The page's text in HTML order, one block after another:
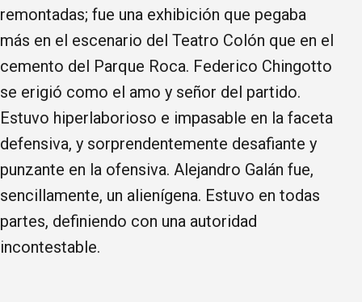
remontadas; fue una exhibición que pegaba
más en el escenario del Teatro Colón que en el
cemento del Parque Roca. Federico Chingotto
se erigió como el amo y señor del partido.
Estuvo hiperlaborioso e impasable en la faceta
defensiva, y sorprendentemente desafiante y
punzante en la ofensiva. Alejandro Galán fue,
sencillamente, un alienígena. Estuvo en todas
partes, definiendo con una autoridad
incontestable.